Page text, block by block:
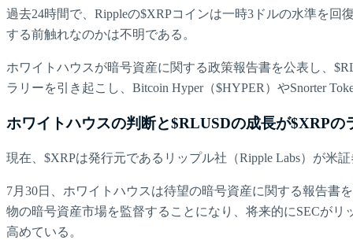
過去24時間で、Rippleの$XRPコインは一時3ドルの水準を
する前触れなのかは不明である。
ホワイトハウスが暗号資産に関する政策報告書を公表し、
ラリーを引き起こし、Bitcoin Hyper（$HYPER）やSnorter
ホワイトハウスの判断と$RLUSDの成長が$XRPの
現在、$XRPは発行元であるリップル社（Ripple Labs）が米
7月30日、ホワイトハウスは待望の暗号資産に関する報告書
物の暗号資産市場を監督することになり、将来的にSECが
高めている。